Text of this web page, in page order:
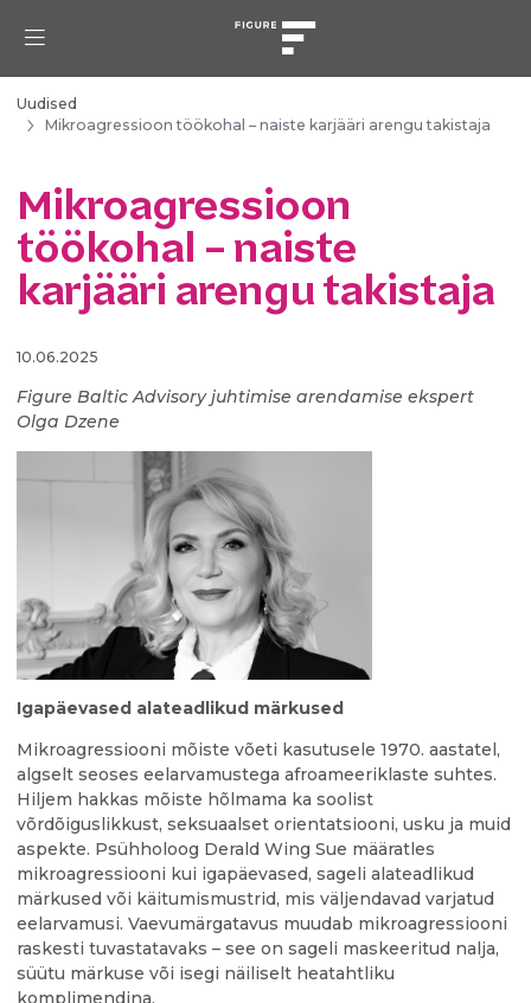
Uudised
Mikroagressioon töökohal – naiste karjääri arengu takistaja
Mikroagressioon
töökohal – naiste
karjääri arengu takistaja
10.06.2025
Figure Baltic Advisory juhtimise arendamise ekspert
Olga Dzene
Igapäevased alateadlikud märkused
Mikroagressiooni mõiste võeti kasutusele 1970. aastatel,
algselt seoses eelarvamustega afroameeriklaste suhtes.
Hiljem hakkas mõiste hõlmama ka soolist
võrdõiguslikkust, seksuaalset orientatsiooni, usku ja muid
aspekte. Psühholoog Derald Wing Sue määratles
mikroagressiooni kui igapäevased, sageli alateadlikud
märkused või käitumismustrid, mis väljendavad varjatud
eelarvamusi. Vaevumärgatavus muudab mikroagressiooni
raskesti tuvastatavaks – see on sageli maskeeritud nalja,
süütu märkuse või isegi näiliselt heatahtliku
komplimendina.